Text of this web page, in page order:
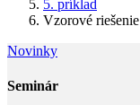
5. príklad
Vzorové riešenie
Novinky
Seminár‎